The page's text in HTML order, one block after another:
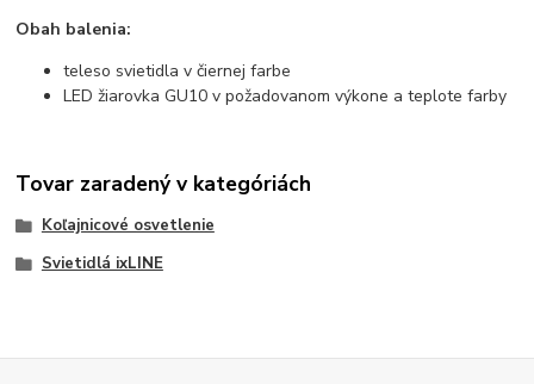
Obah balenia:
teleso svietidla v čiernej farbe
LED žiarovka GU10 v požadovanom výkone a teplote farby
Tovar zaradený v kategóriách
Koľajnicové osvetlenie
Svietidlá ixLINE